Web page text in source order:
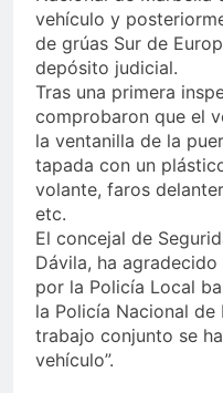
vehículo y
de grúas Sur de
depósito judicial.
Tras una primera
comprobaron que el
la ventanilla de la
tapada con un
volante, faros
etc.
El concejal de
Dávila, ha
por la Policía Local
la Policía Nacional de
trabajo conjunto se
vehículo”.